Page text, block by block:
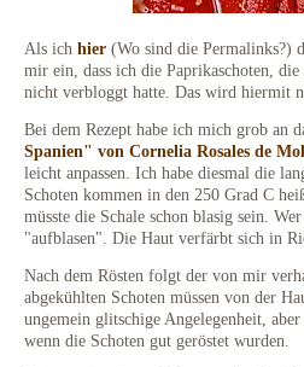
Als ich hier (Wo sind die Permalinks?)
mir ein, dass ich die Paprikaschoten,
nicht verbloggt hatte. Das wird hiermit
Bei dem Rezept habe ich mich grob an
Spanien" von Cornelia Rosales de
leicht anpassen. Ich habe diesmal die
Schoten kommen in den 250 Grad C
müsste die Schale schon blasig sein.
"aufblasen". Die Haut verfärbt sich in
Nach dem Rösten folgt der von mir
abgekühlten Schoten müssen von der
ungemein glitschige Angelegenheit,
wenn die Schoten gut geröstet wurden.